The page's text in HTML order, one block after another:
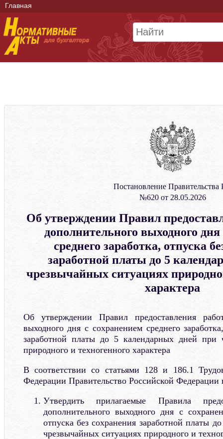
Главная
Постановление Правительства
№620 от 28.05.2026
Об утверждении Правил
дополнительного выходного
среднего заработка, отпуска
заработной платы до 5
чрезвычайных ситуациях
характера
Об утверждении Правил предоставления
выходного дня с сохранением среднего
заработной платы до 5 календарных дней при
природного и техногенного характера
В соответствии со статьями 128 и 186.1
Федерации Правительство Российской Федерации
Утвердить прилагаемые Правила
дополнительного выходного дня с
отпуска без сохранения заработной платы
чрезвычайных ситуациях природного и